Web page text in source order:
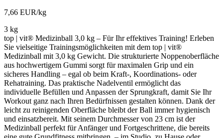
7,66 EUR/kg
3 kg
top | vit® Medizinball 3,0 kg – Für Ihr effektives Training! Erleben
Sie vielseitige Trainingsmöglichkeiten mit dem top | vit®
Medizinball mit 3,0 kg Gewicht. Die strukturierte Noppenoberfläche
aus hochwertigem Gummi sorgt für maximalen Grip und ein
sicheres Handling – egal ob beim Kraft-, Koordinations- oder
Rehatraining. Das praktische Nadelventil ermöglicht das
individuelle Befüllen und Anpassen der Sprungkraft, damit Sie Ihr
Workout ganz nach Ihren Bedürfnissen gestalten können. Dank der
leicht zu reinigenden Oberfläche bleibt der Ball immer hygienisch
und einsatzbereit. Mit seinem Durchmesser von 23 cm ist der
Medizinball perfekt für Anfänger und Fortgeschrittene, die bereits